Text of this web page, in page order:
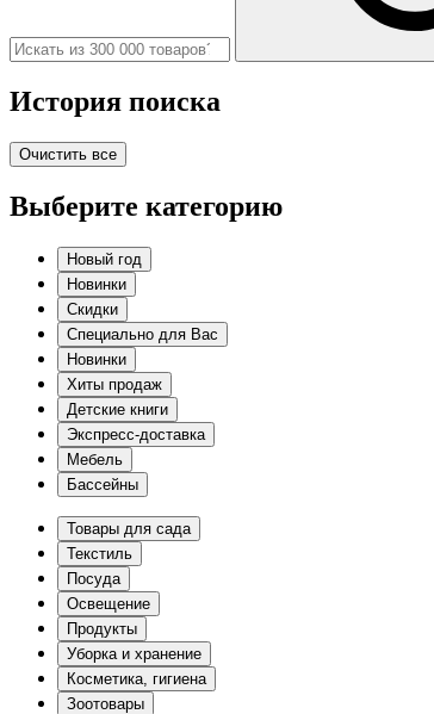
История поиска
Очистить все
Выберите категорию
Новый год
Новинки
Скидки
Специально для Вас
Новинки
Хиты продаж
Детские книги
Экспресс-доставка
Мебель
Бассейны
Товары для сада
Текстиль
Посуда
Освещение
Продукты
Уборка и хранение
Косметика, гигиена
Зоотовары